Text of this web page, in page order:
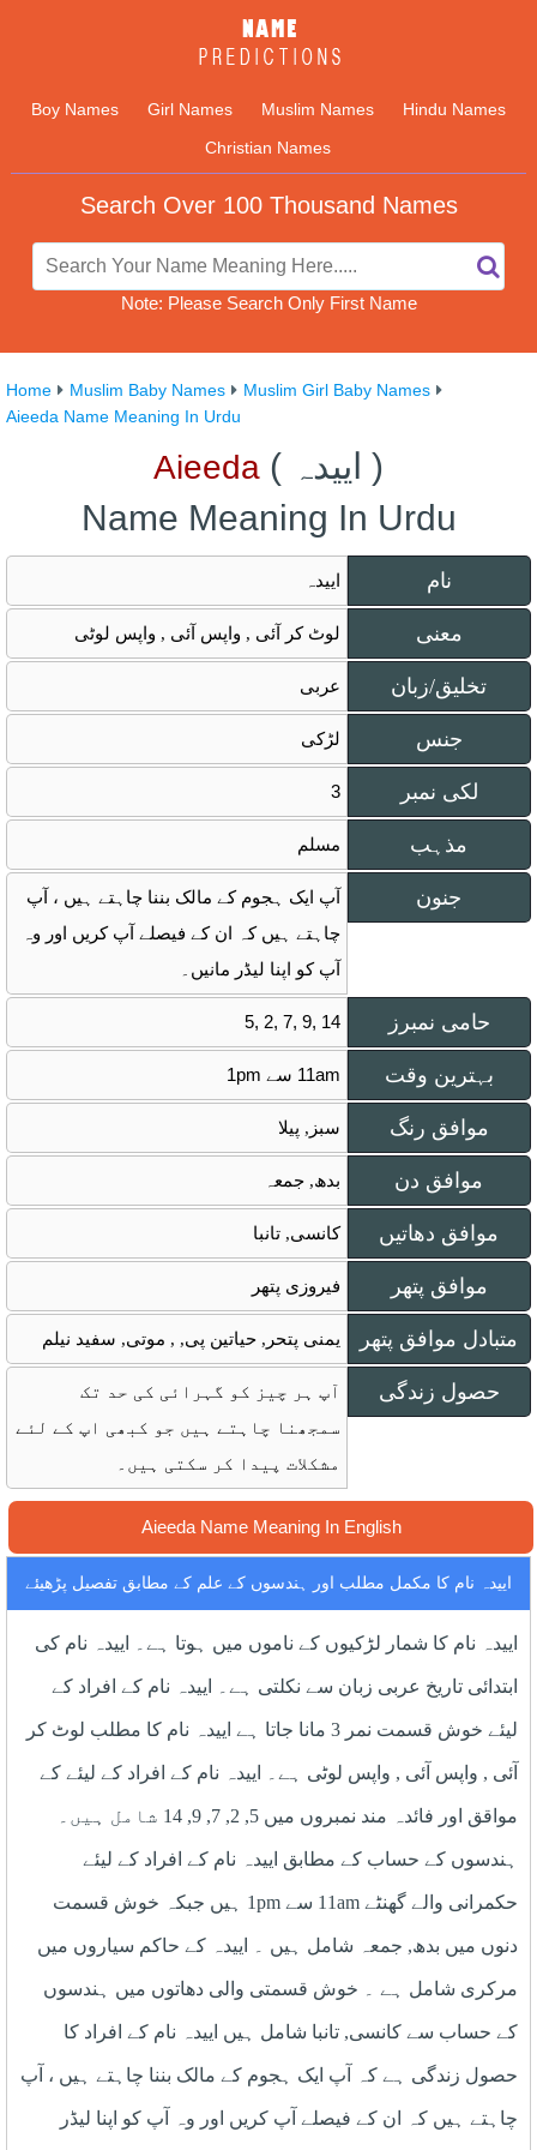
Boy Names Girl Names Muslim Names
Hindu Names
Christian Names
Search Over 100 Thousand Names
Note: Please Search Only First Name
Home Muslim Baby Names
Muslim Girl Baby Names
Aieeda Name Meaning In Urdu
Aieeda ( اییدہ )
Name Meaning In Urdu
اییدہ نام
لوٹ کر آئی , واپس آئی , واپس لوٹی معنی
عربی تخلیق/زبان
لڑکی جنس
3 لکی نمبر
مسلم مذہب
آپ ایک ہجوم کے مالک بننا چاہتے ہیں ، آپ
چاہتے ہیں کہ ان کے فیصلے آپ کریں اور وہ
آپ کو اپنا لیڈر مانیں۔
جنون
5, 2, 7, 9, 14 حامی نمبرز
11am سے 1pm بہترین وقت
سبز, پیلا موافق رنگ
بدھ, جمعہ موافق دن
کانسی, تانبا موافق دھاتیں
فیروزی پتھر موافق پتھر
یمنی پتحر, حیاتین پی, , موتی, سفید نیلم متبادل موافق پتھر
آپ ہر چیز کو گہرائی کی حد تک
سمجھنا چاہتے ہیں جو کبھی اپ کے لئے
مشکلات پیدا کر سکتی ہیں۔
حصول زندگی
Aieeda Name Meaning In English
اییدہ نام کا مکمل مطلب اور ہندسوں کے علم کے مطابق تفصیل پڑھیئے
اییدہ نام کا شمار لڑکیوں کے ناموں میں ہوتا ہے۔ اییدہ نام کی
ابتدائی تاریخ عربی زبان سے نکلتی ہے۔ اییدہ نام کے افراد کے
لیئے خوش قسمت نمر 3 مانا جاتا ہے اییدہ نام کا مطلب لوٹ کر
آئی , واپس آئی , واپس لوٹی ہے۔ اییدہ نام کے افراد کے لیئے کے
مواقق اور فائدہ مند نمبروں میں 5, 2, 7, 9, 14 شامل ہیں۔
ہندسوں کے حساب کے مطابق اییدہ نام کے افراد کے لیئے
حکمرانی والے گھنٹے 11am سے 1pm ہیں جبکہ خوش قسمت
دنوں میں بدھ, جمعہ شامل ہیں ۔ اییدہ کے حاکم سیاروں میں
مرکری شامل ہے ۔ خوش قسمتی والی دھاتوں میں ہندسوں
کے حساب سے کانسی, تانبا شامل ہیں اییدہ نام کے افراد کا
حصول زندگی ہے کہ آپ ایک ہجوم کے مالک بننا چاہتے ہیں ، آپ
چاہتے ہیں کہ ان کے فیصلے آپ کریں اور وہ آپ کو اپنا لیڈر